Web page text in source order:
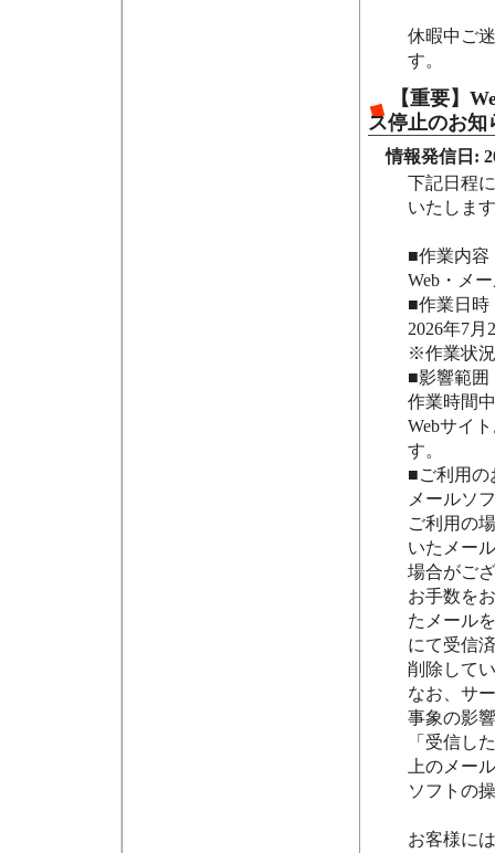
休暇中ご
す。
【重要】
ス停止のお知
情報発信日:
下記日程
いたしま
■作業内容
Web・メ
■作業日時
2026年7月
※作業状
■影響範囲
作業時間
Webサイ
す。
■ご利用の
メールソ
ご利用の
いたメー
場合がご
お手数を
たメール
にて受信
削除して
なお、サ
事象の影
「受信し
上のメー
ソフトの
お客様に